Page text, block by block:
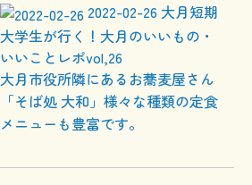
2022-02-26 大月短期
大学生が行く！大月のいいもの・
いいことレポvol,26
大月市役所隣にあるお蕎麦屋さん
「そば処 大和」様々な種類の定食
メニューも豊富です。